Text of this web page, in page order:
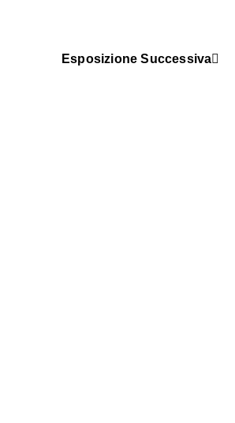
Esposizione Successiva